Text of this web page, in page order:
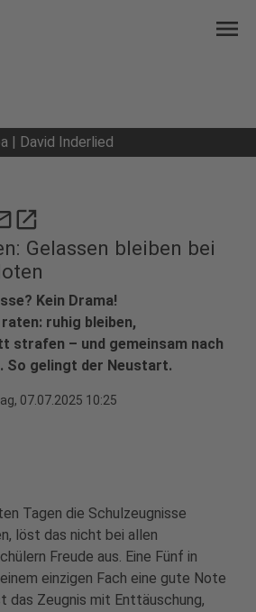
menu
| David Inderlied
open_in_new
Gelassen bleiben bei
Kein Drama!
ruhig bleiben,
strafen – und gemeinsam nach
So gelingt der Neustart.
07.07.2025 10:25
Tagen die Schulzeugnisse
löst das nicht bei allen
Freude aus. Eine Fünf in
einzigen Fach eine gute Note
das Zeugnis mit Enttäuschung,